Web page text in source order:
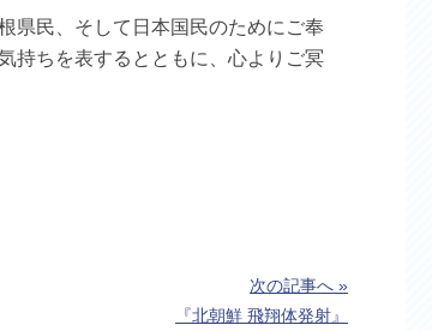
県民、そして日本国民のためにご奉
持ちを表するとともに、心よりご冥
次の記事へ »
『北朝鮮 飛翔体発射』